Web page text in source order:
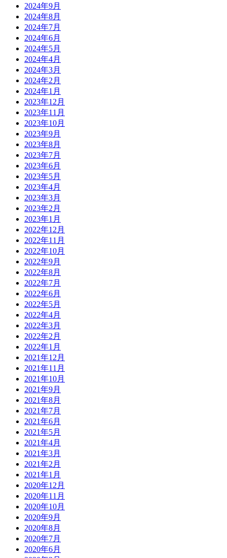
2024年9月
2024年8月
2024年7月
2024年6月
2024年5月
2024年4月
2024年3月
2024年2月
2024年1月
2023年12月
2023年11月
2023年10月
2023年9月
2023年8月
2023年7月
2023年6月
2023年5月
2023年4月
2023年3月
2023年2月
2023年1月
2022年12月
2022年11月
2022年10月
2022年9月
2022年8月
2022年7月
2022年6月
2022年5月
2022年4月
2022年3月
2022年2月
2022年1月
2021年12月
2021年11月
2021年10月
2021年9月
2021年8月
2021年7月
2021年6月
2021年5月
2021年4月
2021年3月
2021年2月
2021年1月
2020年12月
2020年11月
2020年10月
2020年9月
2020年8月
2020年7月
2020年6月